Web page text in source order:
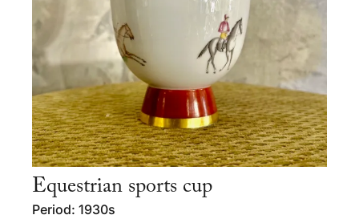
Equestrian sports cup
Period: 1930s